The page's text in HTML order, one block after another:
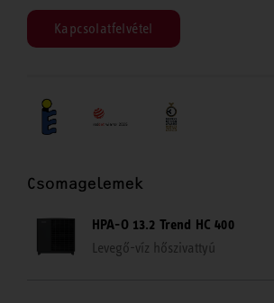
Kapcsolatfelvétel
Csomagelemek
HPA-O 13.2 Trend HC 400
Levegő-víz hőszivattyú